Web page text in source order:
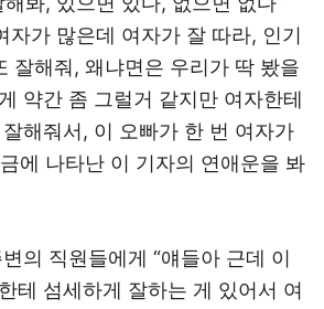
자가 많은데 여자가 잘 따라, 인기
잘해줘, 왜냐면은 우리가 딱 봤을
약간 좀 그럴거 같지만 여자한테
해줘서, 이 오빠가 한 번 여자가
에 나타난 이 기자의 연애운을 봐
의 직원들에게 “얘들아 근데 이
테 섬세하게 잘하는 게 있어서 여